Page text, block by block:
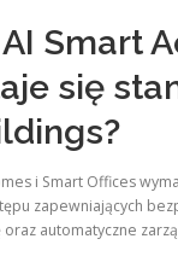
Smart
się
i Smart Offices
zapewniających
automatyczne